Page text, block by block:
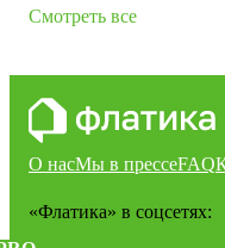
Смотреть все
О насМы в прессеFAQ
«Флатика» в соцсетях: